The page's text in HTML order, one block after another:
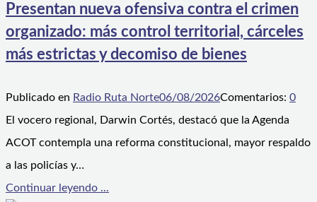
Presentan nueva ofensiva contra el crimen
organizado: más control territorial, cárceles
más estrictas y decomiso de bienes
Publicado en Radio Ruta Norte06/08/2026Comentarios: 0
El vocero regional, Darwin Cortés, destacó que la Agenda
ACOT contempla una reforma constitucional, mayor respaldo
a las policías y…
Continuar leyendo ...